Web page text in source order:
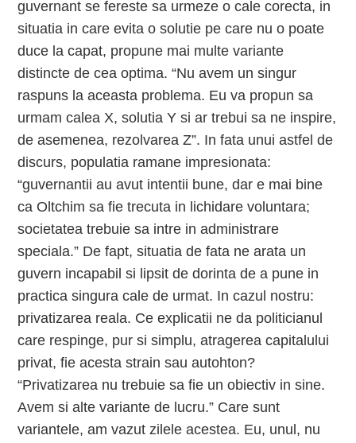
guvernant se fereste sa urmeze o cale corecta, in
situatia in care evita o solutie pe care nu o poate
duce la capat, propune mai multe variante
distincte de cea optima. “Nu avem un singur
raspuns la aceasta problema. Eu va propun sa
urmam calea X, solutia Y si ar trebui sa ne inspire,
de asemenea, rezolvarea Z”. In fata unui astfel de
discurs, populatia ramane impresionata:
“guvernantii au avut intentii bune, dar e mai bine
ca Oltchim sa fie trecuta in lichidare voluntara;
societatea trebuie sa intre in administrare
speciala.” De fapt, situatia de fata ne arata un
guvern incapabil si lipsit de dorinta de a pune in
practica singura cale de urmat. In cazul nostru:
privatizarea reala. Ce explicatii ne da politicianul
care respinge, pur si simplu, atragerea capitalului
privat, fie acesta strain sau autohton?
“Privatizarea nu trebuie sa fie un obiectiv in sine.
Avem si alte variante de lucru.” Care sunt
variantele, am vazut zilele acestea. Eu, unul, nu